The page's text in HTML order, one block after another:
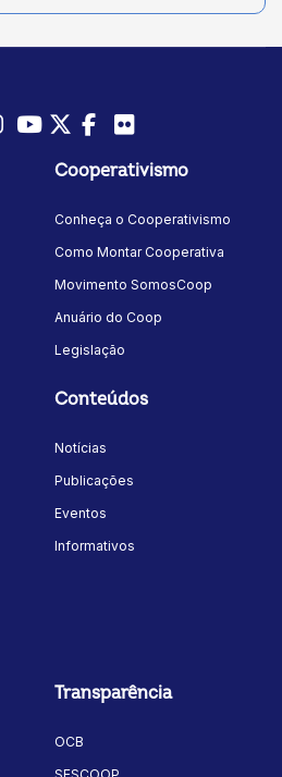
Instagram
YoutubeTwitter/X
Facebook
Cooperativismo
Conheça o Cooperativismo
Como Montar Cooperativa
Movimento SomosCoop
Anuário do Coop
Legislação
Conteúdos
Notícias
Publicações
Eventos
Informativos
Transparência
OCB